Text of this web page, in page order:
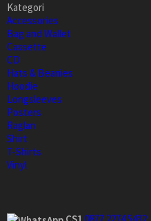
Kategori
Accessories
Bag and Wallet
Cassette
CD
Hats & Beanies
Hoodie
Longsleeves
Posters
Raglan
Shirt
T-Shirts
Vinyl